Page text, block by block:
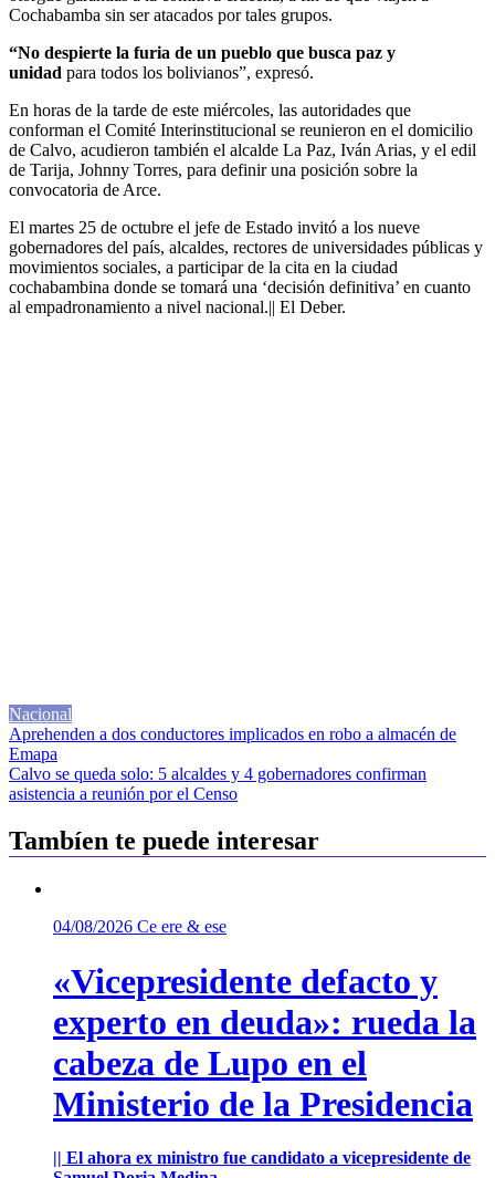
Cochabamba sin ser atacados por tales grupos.
“No despierte la furia de un pueblo que busca paz y
unidad para todos los bolivianos”, expresó.
En horas de la tarde de este miércoles, las autoridades que
conforman el Comité Interinstitucional se reunieron en el domicilio
de Calvo, acudieron también el alcalde La Paz, Iván Arias, y el edil
de Tarija, Johnny Torres, para definir una posición sobre la
convocatoria de Arce.
El martes 25 de octubre el jefe de Estado invitó a los nueve
gobernadores del país, alcaldes, rectores de universidades públicas y
movimientos sociales, a participar de la cita en la ciudad
cochabambina donde se tomará una ‘decisión definitiva’ en cuanto
al empadronamiento a nivel nacional.|| El Deber.
Nacional
Navegación
de
entradas
Aprehenden a dos conductores implicados en robo a almacén de
Emapa
Calvo se queda solo: 5 alcaldes y 4 gobernadores confirman
asistencia a reunión por el Censo
Tambíen te puede interesar
04/08/2026 Ce ere & ese
«Vicepresidente defacto y
experto en deuda»: rueda la
cabeza de Lupo en el
Ministerio de la Presidencia
|| El ahora ex ministro fue candidato a vicepresidente de